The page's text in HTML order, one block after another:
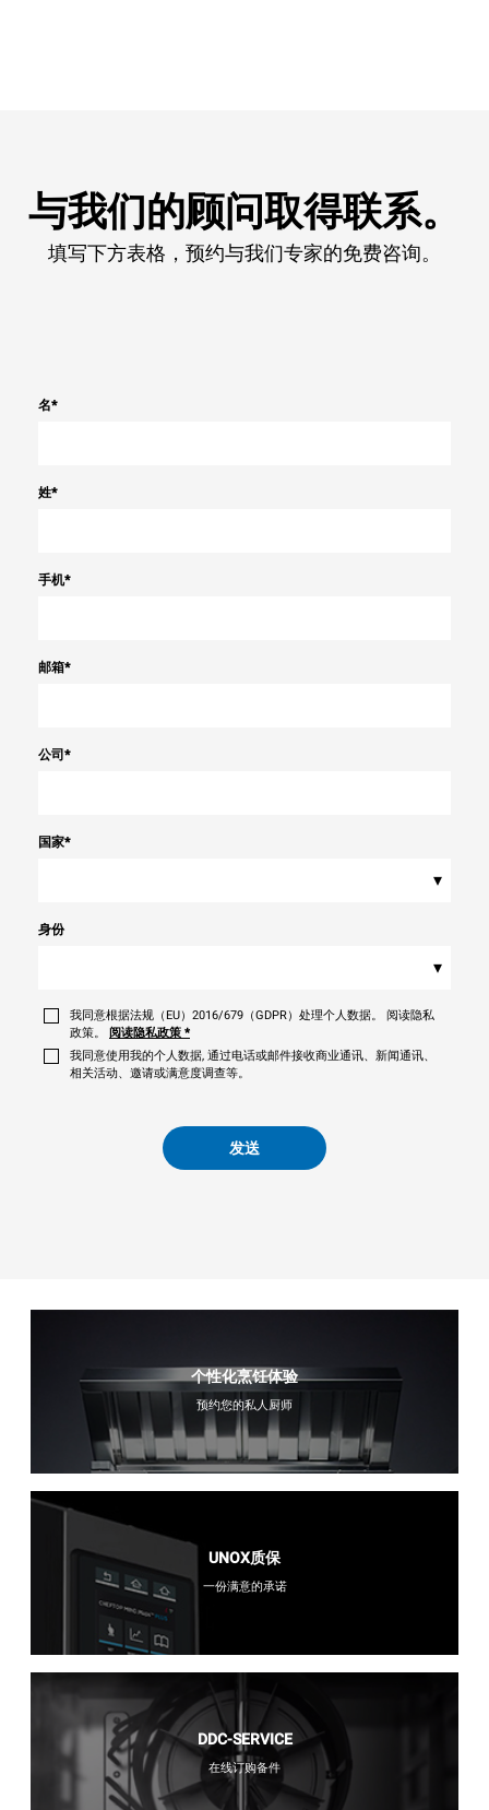
与我们的顾问取得联系。
填写下方表格，预约与我们专家的免费咨询。
名*
姓*
手机*
邮箱*
公司 *
国家*
▾
身份
▾
我同意根据法规（EU）2016/679（GDPR）处理个人数据。 阅读隐私
政策。
阅读隐私政策 *
我同意使用我的个人数据, 通过电话或邮件接收商业通讯、新闻通讯、
相关活动、邀请或满意度调查等。
发送
个性化烹饪体验
预约您的私人厨师
UNOX质保
一份满意的承诺
DDC-SERVICE
在线订购备件